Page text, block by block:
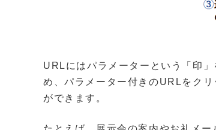
URLにはパラメーターという「印
め、パラメーター付きのURLをク
ができます。